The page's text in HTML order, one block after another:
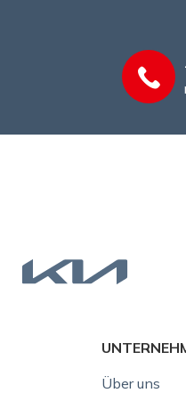
Über uns